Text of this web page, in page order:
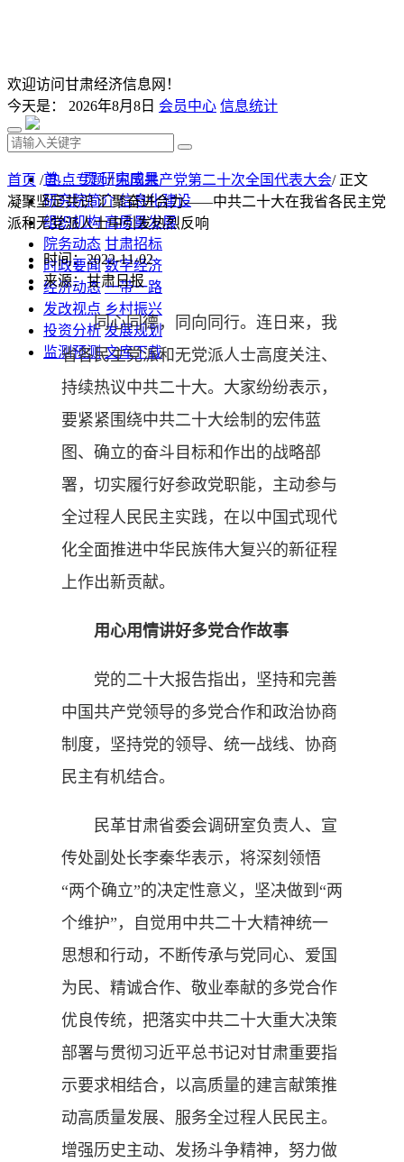
欢迎访问甘肃经济信息网！
今天是： 2026年8月8日 会员中心 信息统计
首 页 研究成果
研究院简介 信息化建设
组织机构 高质量发展
院务动态 甘肃招标
时政要闻 数字经济
经济动态 一带一路
发改视点 乡村振兴
投资分析 发展规划
监测预测 文库下载
首页 /热点专题/中国共产党第二十次全国代表大会/ 正文
凝聚坚定共识 汇聚奋进合力——中共二十大在我省各民主党
派和无党派人士中引发热烈反响
时间：2022-11-02
来源：甘肃日报
同心同德，同向同行。连日来，我
省各民主党派和无党派人士高度关注、
持续热议中共二十大。大家纷纷表示，
要紧紧围绕中共二十大绘制的宏伟蓝
图、确立的奋斗目标和作出的战略部
署，切实履行好参政党职能，主动参与
全过程人民民主实践，在以中国式现代
化全面推进中华民族伟大复兴的新征程
上作出新贡献。
用心用情讲好多党合作故事
党的二十大报告指出，坚持和完善
中国共产党领导的多党合作和政治协商
制度，坚持党的领导、统一战线、协商
民主有机结合。
民革甘肃省委会调研室负责人、宣
传处副处长李秦华表示，将深刻领悟
“两个确立”的决定性意义，坚决做到“两
个维护”，自觉用中共二十大精神统一
思想和行动，不断传承与党同心、爱国
为民、精诚合作、敬业奉献的多党合作
优良传统，把落实中共二十大重大决策
部署与贯彻习近平总书记对甘肃重要指
示要求相结合，以高质量的建言献策推
动高质量发展、服务全过程人民民主。
增强历史主动、发扬斗争精神，努力做